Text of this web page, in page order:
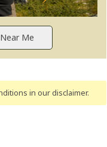
in our disclaimer.